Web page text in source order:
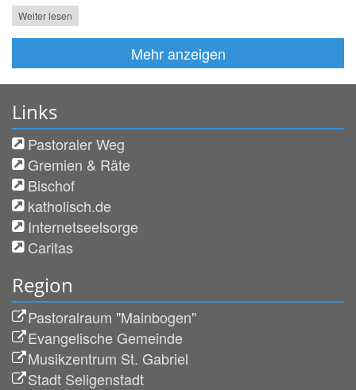
Weiter lesen
Mehr anzeigen
Links
Pastoraler Weg
Gremien & Räte
Bischof
katholisch.de
Internetseelsorge
Caritas
Region
Pastoralraum "Mainbogen"
Evangelische Gemeinde
Musikzentrum St. Gabriel
Stadt Seligenstadt